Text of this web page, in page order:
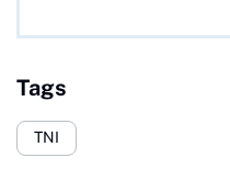
Tags
TNI